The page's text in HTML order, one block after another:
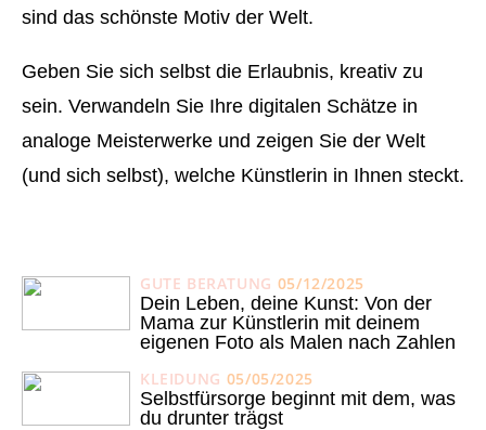
sind das schönste Motiv der Welt.
Geben Sie sich selbst die Erlaubnis, kreativ zu
sein. Verwandeln Sie Ihre digitalen Schätze in
analoge Meisterwerke und zeigen Sie der Welt
(und sich selbst), welche Künstlerin in Ihnen steckt.
GUTE BERATUNG 05/12/2025
Dein Leben, deine Kunst: Von der
Mama zur Künstlerin mit deinem
eigenen Foto als Malen nach Zahlen
KLEIDUNG 05/05/2025
Selbstfürsorge beginnt mit dem, was
du drunter trägst